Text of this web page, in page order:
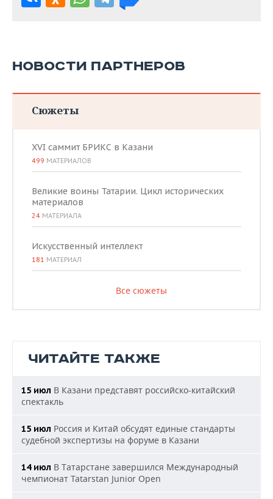
НОВОСТИ ПАРТНЕРОВ
Сюжеты
XVI саммит БРИКС в Казани
499 МАТЕРИАЛОВ
Великие воины Татарии. Цикл исторических
материалов
24 МАТЕРИАЛА
Искусственный интеллект
181 МАТЕРИАЛ
Все сюжеты
ЧИТАЙТЕ ТАКЖЕ
15 июл В Казани представят российско-китайский
спектакль
15 июл Россия и Китай обсудят единые стандарты
судебной экспертизы на форуме в Казани
14 июл В Татарстане завершился Международный
чемпионат Tatarstan Junior Open